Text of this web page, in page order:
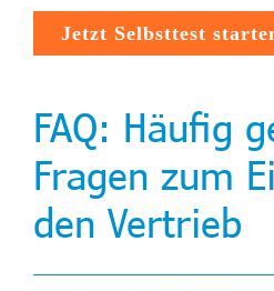
Jetzt Selbsttest
FAQ: Häufig
Fragen zum
den Vertrieb